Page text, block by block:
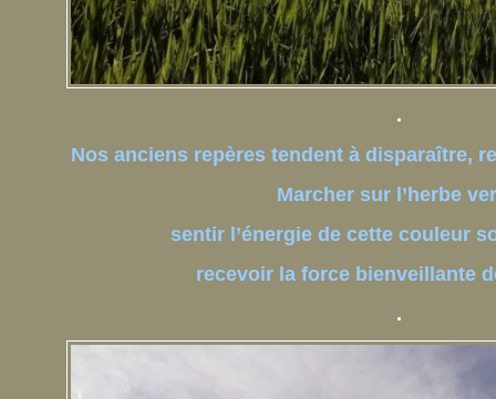
.
Nos anciens repères tendent à disparaître,
Marcher sur l’herbe
sentir l’énergie de cette couleur
recevoir la force bienveillante
.